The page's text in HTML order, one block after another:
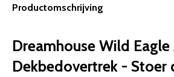
Productomschrijving
Dreamhouse Wild Eagle
Dekbedovertrek - Stoer